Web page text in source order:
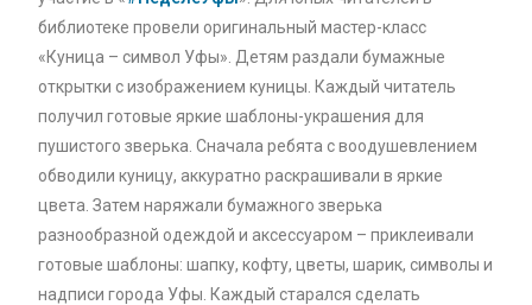
библиотеке провели оригинальный мастер-класс
«Куница – символ Уфы». Детям раздали бумажные
открытки с изображением куницы. Каждый читатель
получил готовые яркие шаблоны-украшения для
пушистого зверька. Сначала ребята с воодушевлением
обводили куницу, аккуратно раскрашивали в яркие
цвета. Затем наряжали бумажного зверька
разнообразной одеждой и аксессуаром – приклеивали
готовые шаблоны: шапку, кофту, цветы, шарик, символы и
надписи города Уфы. Каждый старался сделать